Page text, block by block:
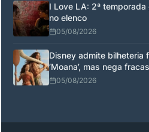
I Love LA: 2ª
no elenco
05/08/2026
Disney admite bilheteria
‘Moana’, mas nega
05/08/2026